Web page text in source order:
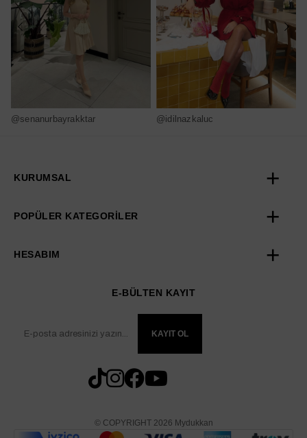
@senanurbayrakktar @idilnazkaluc
KURUMSAL
POPÜLER KATEGORİLER
HESABIM
E-BÜLTEN KAYIT
KAYIT OL
© COPYRIGHT 2026 Mydukkan